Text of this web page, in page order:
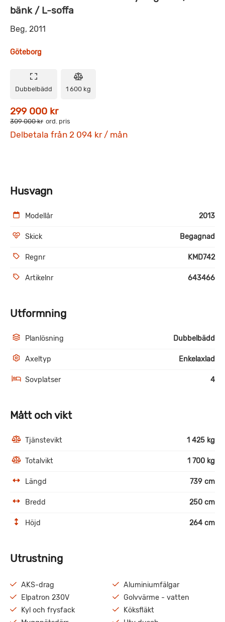
bänk / L-soffa
Beg, 2011
Göteborg
Dubbelbädd 1 600 kg
299 000 kr
309 000 kr ord. pris
Delbetala från 2 094 kr / mån
Husvagn
Modellår 2013
Skick Begagnad
Regnr KMD742
Artikelnr 643466
Utformning
Planlösning Dubbelbädd
Axeltyp Enkelaxlad
Sovplatser 4
Mått och vikt
Tjänstevikt 1 425 kg
Totalvikt 1 700 kg
Längd 739 cm
Bredd 250 cm
Höjd 264 cm
Utrustning
AKS-drag
Aluminiumfälgar
Elpatron 230V
Golvvärme - vatten
Kyl och frysfack
Köksfläkt